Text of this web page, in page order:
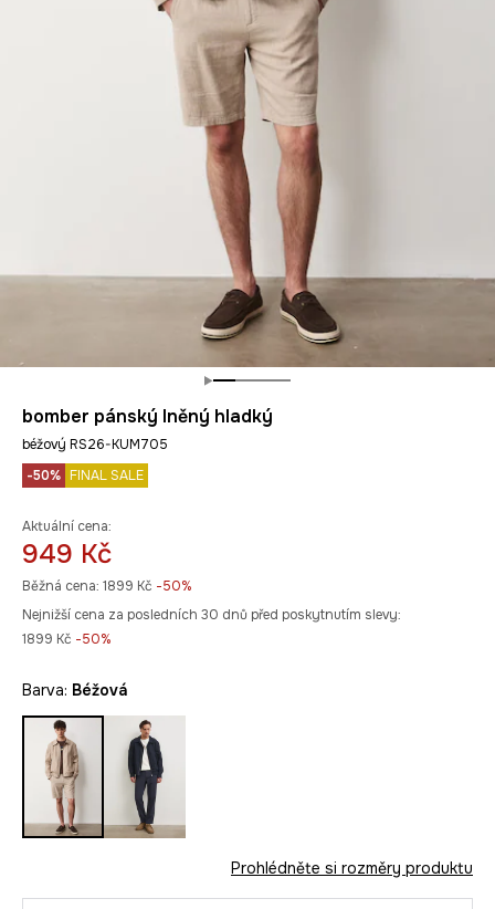
bomber pánský lněný hladký
béžový RS26-KUM705
-50% FINAL SALE
Aktuální cena:
949 Kč
Běžná cena: 1899 Kč -50%
Nejnižší cena za posledních 30 dnů před poskytnutím slevy:
1899 Kč -50%
Barva: béžová
Prohlédněte si rozměry produktu